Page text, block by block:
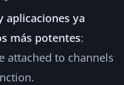
aplicaciones ya
más potentes:
attached to channels